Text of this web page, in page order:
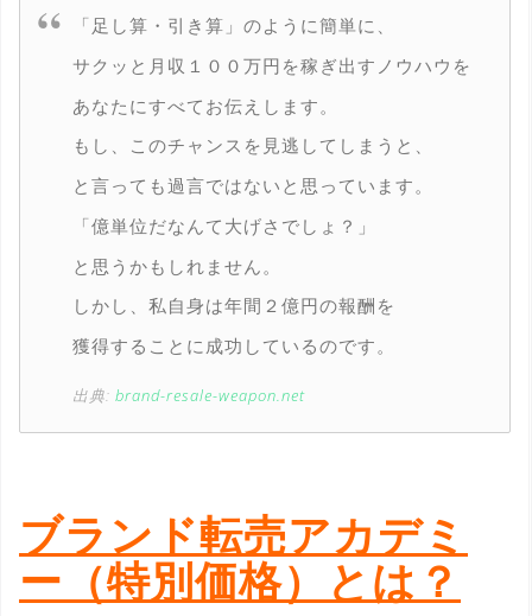
「足し算・引き算」のように簡単に、
サクッと月収１００万円を稼ぎ出すノウハウを
あなたにすべてお伝えします。
もし、このチャンスを見逃してしまうと、
と言っても過言ではないと思っています。
「億単位だなんて大げさでしょ？」
と思うかもしれません。
しかし、私自身は年間２億円の報酬を
獲得することに成功しているのです。
出典: brand-resale-weapon.net
ブランド転売アカデミ
ー（特別価格）とは？